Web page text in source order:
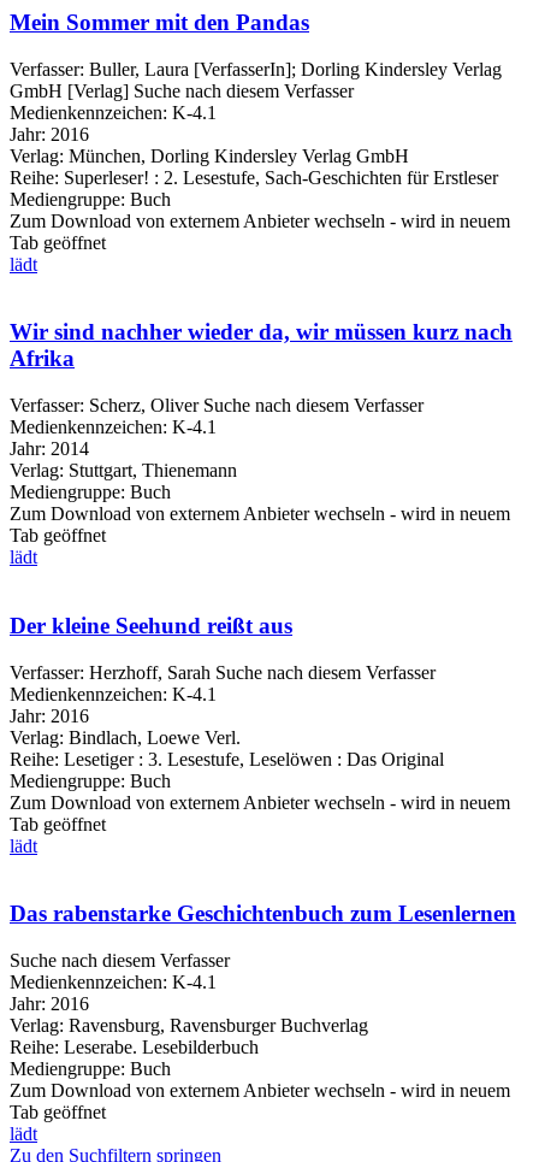
Mein Sommer mit den Pandas
Verfasser: Buller, Laura [VerfasserIn]; Dorling Kindersley Verlag
GmbH [Verlag] Suche nach diesem Verfasser
Medienkennzeichen: K-4.1
Jahr: 2016
Verlag: München, Dorling Kindersley Verlag GmbH
Reihe: Superleser! : 2. Lesestufe, Sach-Geschichten für Erstleser
Mediengruppe: Buch
Zum Download von externem Anbieter wechseln - wird in neuem
Tab geöffnet
lädt
Wir sind nachher wieder da, wir müssen kurz nach
Afrika
Verfasser: Scherz, Oliver Suche nach diesem Verfasser
Medienkennzeichen: K-4.1
Jahr: 2014
Verlag: Stuttgart, Thienemann
Mediengruppe: Buch
Zum Download von externem Anbieter wechseln - wird in neuem
Tab geöffnet
lädt
Der kleine Seehund reißt aus
Verfasser: Herzhoff, Sarah Suche nach diesem Verfasser
Medienkennzeichen: K-4.1
Jahr: 2016
Verlag: Bindlach, Loewe Verl.
Reihe: Lesetiger : 3. Lesestufe, Leselöwen : Das Original
Mediengruppe: Buch
Zum Download von externem Anbieter wechseln - wird in neuem
Tab geöffnet
lädt
Das rabenstarke Geschichtenbuch zum Lesenlernen
Suche nach diesem Verfasser
Medienkennzeichen: K-4.1
Jahr: 2016
Verlag: Ravensburg, Ravensburger Buchverlag
Reihe: Leserabe. Lesebilderbuch
Mediengruppe: Buch
Zum Download von externem Anbieter wechseln - wird in neuem
Tab geöffnet
lädt
Zu den Suchfiltern springen